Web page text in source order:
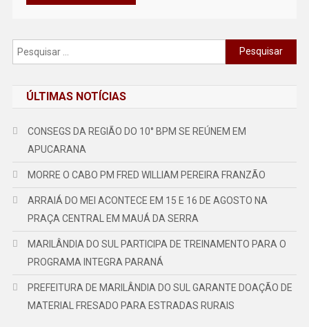
Pesquisar
por:
ÚLTIMAS NOTÍCIAS
CONSEGS DA REGIÃO DO 10° BPM SE REÚNEM EM
APUCARANA
MORRE O CABO PM FRED WILLIAM PEREIRA FRANZÃO
ARRAIÁ DO MEI ACONTECE EM 15 E 16 DE AGOSTO NA
PRAÇA CENTRAL EM MAUÁ DA SERRA
MARILÂNDIA DO SUL PARTICIPA DE TREINAMENTO PARA O
PROGRAMA INTEGRA PARANÁ
PREFEITURA DE MARILÂNDIA DO SUL GARANTE DOAÇÃO DE
MATERIAL FRESADO PARA ESTRADAS RURAIS